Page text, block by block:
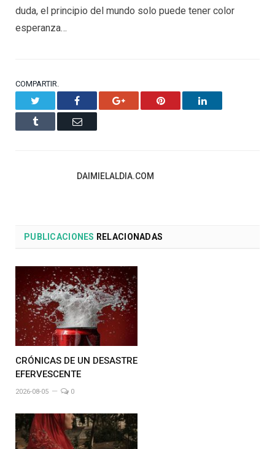
duda, el principio del mundo solo puede tener color
esperanza…
COMPARTIR.
Facebook Google+ Pinterest LinkedIn
Tumblr Email
DAIMIELALDIA.COM
PUBLICACIONES RELACIONADAS
CRÓNICAS DE UN DESASTRE
EFERVESCENTE
2026-08-05 0